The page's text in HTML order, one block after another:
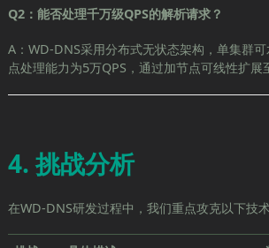
Q2：能否处理千万级QPS的解析请求？
A：WD-DNS采用分布式无状态架构，单集群
点处理能力为5万QPS，通过加节点可线性扩展
4. 挑战分析
在WD-DNS研发过程中，我们重点攻克以下技